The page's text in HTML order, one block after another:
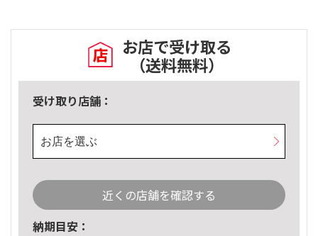
お店で受け取る
（送料無料）
受け取り店舗：
お店を選ぶ
近くの店舗を確認する
納期目安：